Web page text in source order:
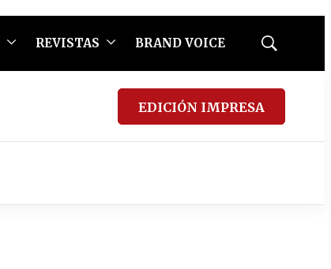
REVISTAS BRAND VOICE
Mostrar
EDICIÓN IMPRESA